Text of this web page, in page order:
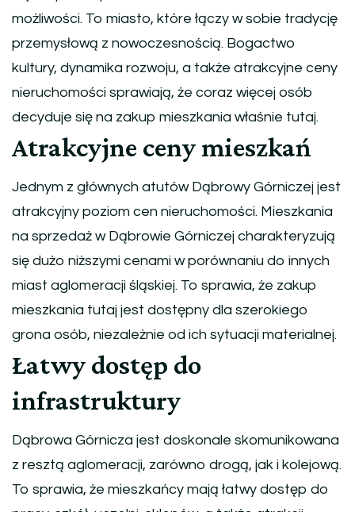
możliwości. To miasto, które łączy w sobie tradycję
przemysłową z nowoczesnością. Bogactwo
kultury, dynamika rozwoju, a także atrakcyjne ceny
nieruchomości sprawiają, że coraz więcej osób
decyduje się na zakup mieszkania właśnie tutaj.
Atrakcyjne ceny mieszkań
Jednym z głównych atutów Dąbrowy Górniczej jest
atrakcyjny poziom cen nieruchomości. Mieszkania
na sprzedaż w Dąbrowie Górniczej charakteryzują
się dużo niższymi cenami w porównaniu do innych
miast aglomeracji śląskiej. To sprawia, że zakup
mieszkania tutaj jest dostępny dla szerokiego
grona osób, niezależnie od ich sytuacji materialnej.
Łatwy dostęp do
infrastruktury
Dąbrowa Górnicza jest doskonale skomunikowana
z resztą aglomeracji, zarówno drogą, jak i kolejową.
To sprawia, że mieszkańcy mają łatwy dostęp do